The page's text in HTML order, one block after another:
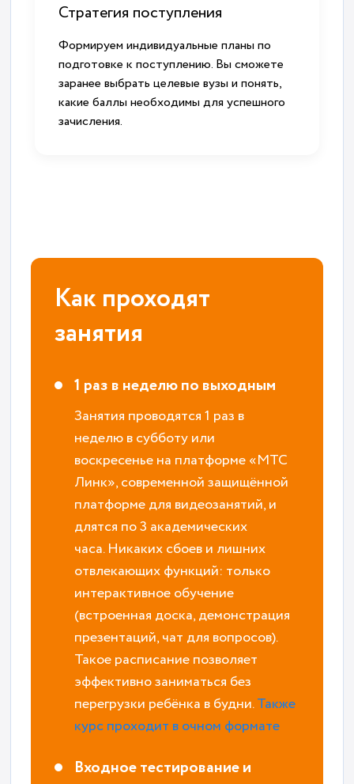
Стратегия поступления
Формируем индивидуальные планы по
подготовке к поступлению. Вы сможете
заранее выбрать целевые вузы и понять,
какие баллы необходимы для успешного
зачисления.
Как проходят
занятия
1 раз в неделю по выходным
Занятия проводятся 1 раз в
неделю в субботу или
воскресенье на платформе «МТС
Линк», современной защищённой
платформе для видеозанятий, и
длятся по 3 академических
часа. Никаких сбоев и лишних
отвлекающих функций: только
интерактивное обучение
(встроенная доска, демонстрация
презентаций, чат для вопросов).
Такое расписание позволяет
эффективно заниматься без
перегрузки ребёнка в будни.Также
курс проходит в очном формате
Входное тестирование и